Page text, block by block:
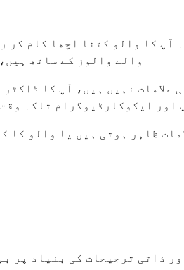
آپ کا والو کتنا اچھا کام
والے والوز کے ساتھ
نہیں ہیں، آپ کا
اور ایکوکارڈیوگرام تاکہ
ذاتی ترجیحات کی بنیاد پر